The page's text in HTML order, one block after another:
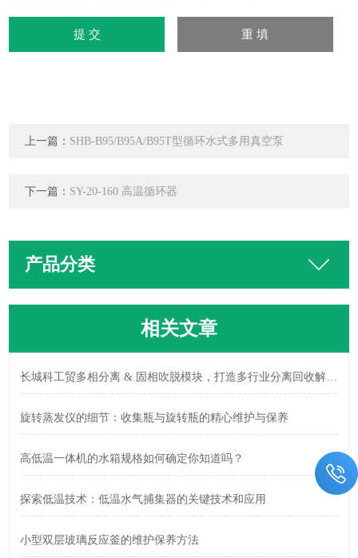
上一篇： SHB-B95/B95A/B95T型循环水式多用真空泵
下一篇： SY-20-160 高温循环器
产品分类
相关文章
长城科工贸多相分离 & 固相吹脱模块，打造多行业分离回收解决方案
旋转蒸发仪的细节：收集瓶与旋转瓶的精心维护与保养
高低温一体机的水箱规格如何确定你知道吗？
探索低温技术：低温水气捕集器的关键技术和应用
小型双层玻璃反应釜的维护保养方法